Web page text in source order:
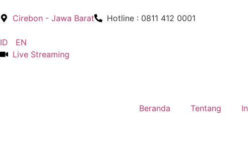
Cirebon - Jawa Barat Hotline : 0811 412 0001
ID
EN
Live Streaming
Beranda Tentang